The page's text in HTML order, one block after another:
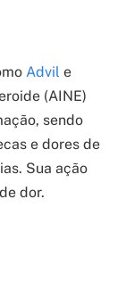
Advil e
(AINE)
sendo
e dores de
Sua ação
dor.